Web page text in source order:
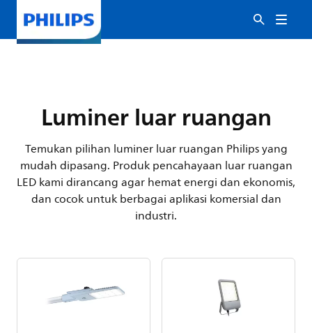
Luminer luar ruangan
Temukan pilihan luminer luar ruangan Philips yang
mudah dipasang. Produk pencahayaan luar ruangan
LED kami dirancang agar hemat energi dan ekonomis,
dan cocok untuk berbagai aplikasi komersial dan
industri.